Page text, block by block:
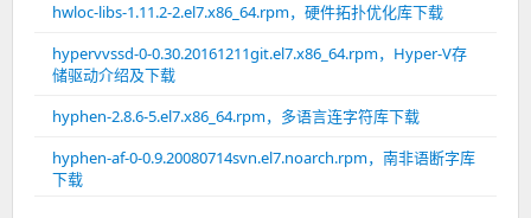
hwloc-libs-1.11.2-2.el7.x86_64.rpm，硬件拓扑优化库下载
hypervvssd-0-0.30.20161211git.el7.x86_64.rpm，Hyper-V存
储驱动介绍及下载
hyphen-2.8.6-5.el7.x86_64.rpm，多语言连字符库下载
hyphen-af-0-0.9.20080714svn.el7.noarch.rpm，南非语断字库
下载